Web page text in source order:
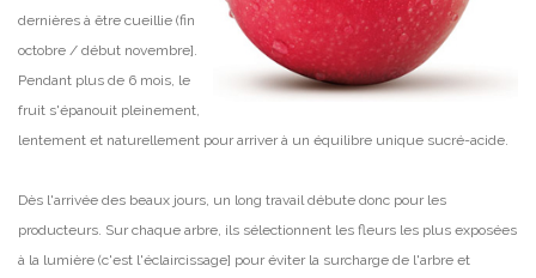
dernières à être cueillie (fin
octobre / début novembre].
Pendant plus de 6 mois, le
fruit s'épanouit pleinement,
lentement et naturellement pour arriver à un équilibre unique sucré-acide.
Dès l'arrivée des beaux jours, un long travail débute donc pour les
producteurs. Sur chaque arbre, ils sélectionnent les fleurs les plus exposées
à la lumière (c'est l'éclaircissage] pour éviter la surcharge de l'arbre et